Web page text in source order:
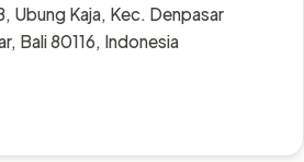
Ubung Kaja, Kec. Denpasar
Bali 80116, Indonesia